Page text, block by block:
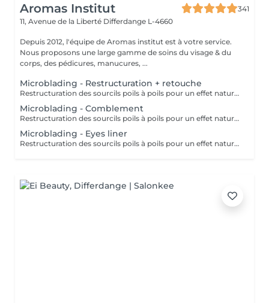
Aromas Institut
341
11, Avenue de la Liberté Differdange L-4660
Depuis 2012, l'équipe de Aromas institut est à votre service.
Nous proposons une large gamme de soins du visage & du
corps, des pédicures, manucures, ...
Microblading - Restructuration + retouche
Restructuration des sourcils poils à poils pour un effet naturel. Utilisation de pigment d'origine naturel & Bio. Nous vous prions de bien vouloir respecter votre rendez-vous. En prenant rendez-vous, vous occupez une place, dont une autre personne aurait éventuellement besoin. Tout rendez-vous non annulé 24h en avance, est susceptible d'être facturé. (Si vous ne pouvez pas vous présenter à votre RDV, proposez-le éventuellement à un proche ou à un ami) Toute l'équipe de Aromas Institut vous remercie pour votre respect et votre compréhension.
Microblading - Comblement
Restructuration des sourcils poils à poils pour un effet naturel. Utilisation de pigment d'origine naturel & Bio. Nous vous prions de bien vouloir respecter votre rendez-vous. En prenant rendez-vous, vous occupez une place, dont une autre personne aurait éventuellement besoin. Tout rendez-vous non annulé 24h en avance, est susceptible d'être facturé. (Si vous ne pouvez pas vous présenter à votre RDV, proposez-le éventuellement à un proche ou à un ami) Toute l'équipe de Aromas Institut vous remercie pour votre respect et votre compréhension.
Microblading - Eyes liner
Restructuration des sourcils poils à poils pour un effet naturel. Utilisation de pigment d'origine naturel & Bio. Nous vous prions de bien vouloir respecter votre rendez-vous. En prenant rendez-vous, vous occupez une place, dont une autre personne aurait éventuellement besoin. Tout rendez-vous non annulé 24h en avance, est susceptible d'être facturé. (Si vous ne pouvez pas vous présenter à votre RDV, proposez-le éventuellement à un proche ou à un ami) Toute l'équipe de Aromas Institut vous remercie pour votre respect et votre compréhension.